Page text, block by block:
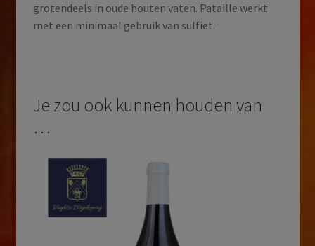
grotendeels in oude houten vaten. Pataille werkt
met een minimaal gebruik van sulfiet.
Je zou ook kunnen houden van
…